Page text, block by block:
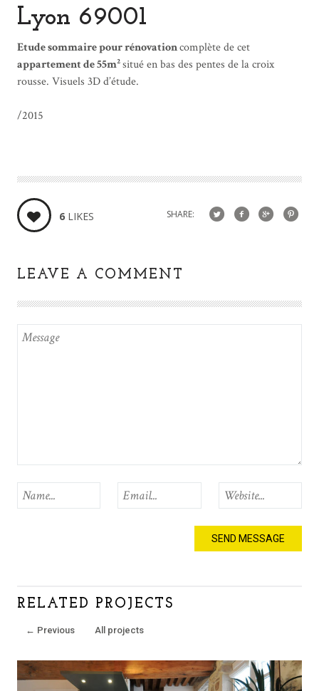
Lyon 69001
Etude sommaire pour rénovationcomplète de cet
appartement de 55m²situé en bas des pentes de la croix
rousse. Visuels 3D d’étude.
/2015
6LIKES SHARE:
LEAVE A COMMENT
RELATED PROJECTS
← Previous All projects